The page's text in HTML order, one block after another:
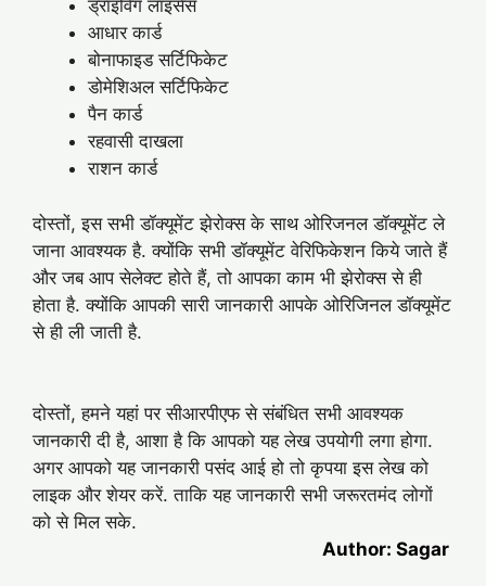
ड्राइविंग लाइसेंस
आधार कार्ड
बोनाफाइड सर्टिफिकेट
डोमेशिअल सर्टिफिकेट
पैन कार्ड
रहवासी दाखला
राशन कार्ड
दोस्तों, इस सभी डॉक्यूमेंट झेरोक्स के साथ ओरिजनल डॉक्यूमेंट ले
जाना आवश्यक है. क्योंकि सभी डॉक्यूमेंट वेरिफिकेशन किये जाते हैं
और जब आप सेलेक्ट होते हैं, तो आपका काम भी झेरोक्स से ही
होता है. क्योंकि आपकी सारी जानकारी आपके ओरिजिनल डॉक्यूमेंट
से ही ली जाती है.
दोस्तों, हमने यहां पर सीआरपीएफ से संबंधित सभी आवश्यक
जानकारी दी है, आशा है कि आपको यह लेख उपयोगी लगा होगा.
अगर आपको यह जानकारी पसंद आई हो तो कृपया इस लेख को
लाइक और शेयर करें. ताकि यह जानकारी सभी जरूरतमंद लोगों
को से मिल सके.
Author: Sagar